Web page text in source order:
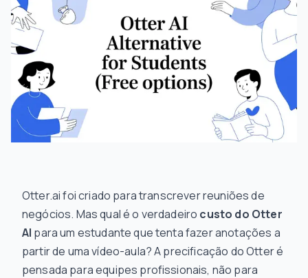
Otter.ai foi criado para transcrever reuniões de
negócios. Mas qual é o verdadeiro custo do Otter
AI para um estudante que tenta fazer anotações a
partir de uma vídeo-aula? A precificação do Otter é
pensada para equipes profissionais, não para